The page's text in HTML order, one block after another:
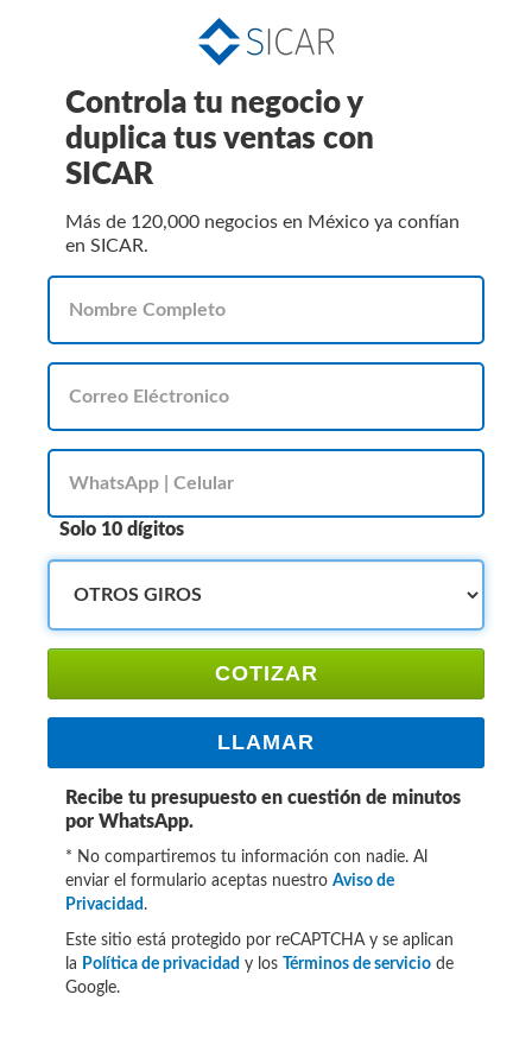
Controla tu negocio y
duplica tus ventas con
SICAR
Más de 120,000 negocios en México ya confían
en SICAR.
Solo 10 dígitos
COTIZAR
LLAMAR
Recibe tu presupuesto en cuestión de minutos
por WhatsApp.
* No compartiremos tu información con nadie. Al
enviar el formulario aceptas nuestro Aviso de
Privacidad .
Este sitio está protegido por reCAPTCHA y se aplican
la Política de privacidad y los Términos de servicio de
Google.